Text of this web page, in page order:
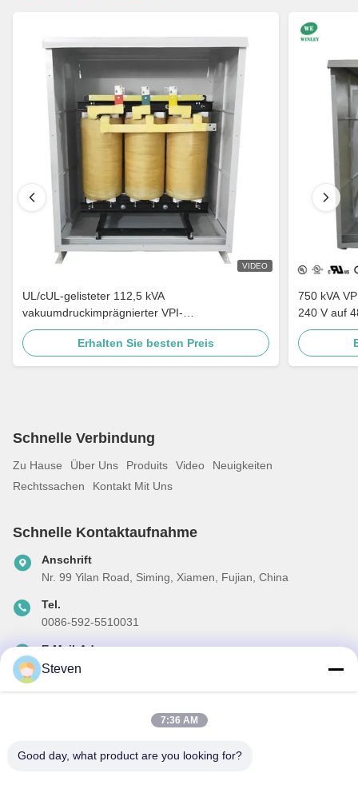
VIDEO
UL/cUL-gelisteter 112,5 kVA
vakuumdruckimprägnierter VPI-
Trockentransformator 240 V auf 480 V, erfüllt
DOE 2016
Erhalten Sie besten Preis
750 kVA
240 V auf
Schnelle Verbindung
Zu Hause Über Uns Produits Video
Neuigkeiten
Rechtssachen
Kontakt Mit Uns
Schnelle Kontaktaufnahme
Anschrift
Nr. 99 Yilan Road, Siming, Xiamen, Fujian, China
Tel.
0086-592-5510031
E-Mail-Adresse
steven@winley-electric.com
Abonnieren Sie unseren Newsletter für Rabatte und mehr.
Steven
7:36 AM
Good day, what product are you looking for?